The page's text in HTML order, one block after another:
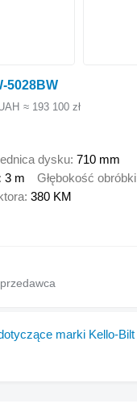
5028BW
≈ 193 100 zł
dysku 710 mm
3 m Głębokość obróbki
380 KM
marki Kello-Bilt